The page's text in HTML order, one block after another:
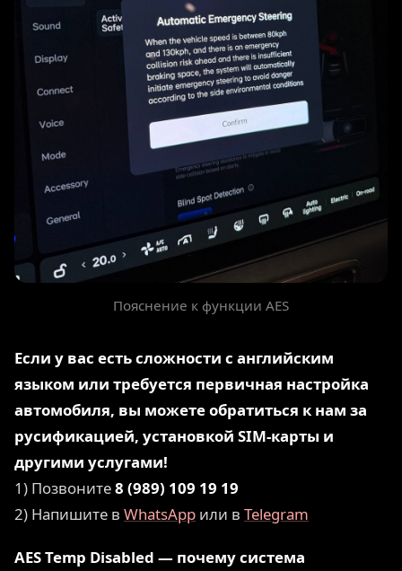
Пояснение к функции AES
Если у вас есть сложности с английским
языком или требуется первичная настройка
автомобиля, вы можете обратиться к нам за
русификацией, установкой SIM-карты и
другими услугами!
1) Позвоните8 (989) 109 19 19
2) Напишите в WhatsApp или в Telegram
AES Temp Disabled — почему система